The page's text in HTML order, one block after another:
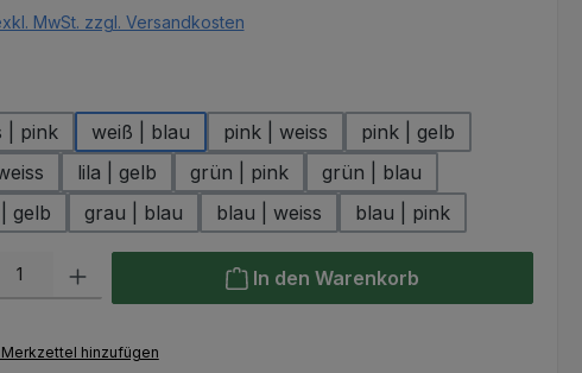
MwSt. zzgl. Versandkosten
| pink
weiß | blau pink | weiss
pink | gelb
lila | gelb grün | pink
grün | blau
gelb
grau | blau blau | weiss blau | pink
Anzahl: Gib den gewünschten Wert ein oder benutze die Schaltflächen
In den Warenkorb
Merkzettel hinzufügen